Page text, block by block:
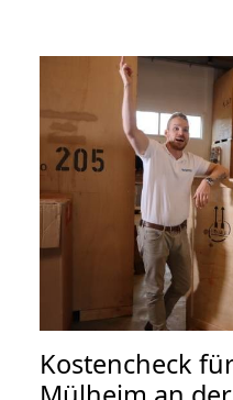
Kostencheck